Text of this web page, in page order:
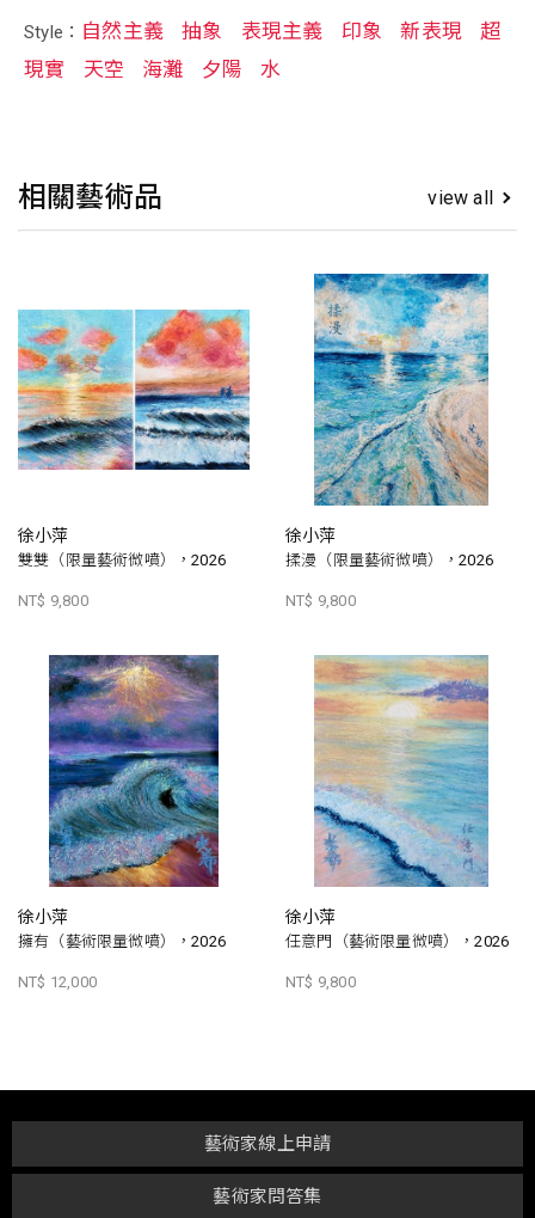
Style： 自然主義 抽象 表現主義 印象 新表現
超
現實
天空 海灘 夕陽 水
相關藝術品 view all
徐小萍
雙雙（限量藝術微噴），2026
NT$ 9,800
徐小萍
揉漫（限量藝術微噴），2026
NT$ 9,800
徐小萍
擁有（藝術限量微噴），2026
NT$ 12,000
徐小萍
任意門（藝術限量微噴），2026
NT$ 9,800
藝術家問答集
藝術家線上申請